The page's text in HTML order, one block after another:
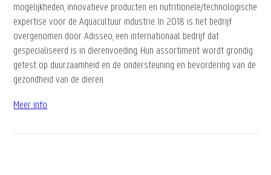
mogelijkheden, innovatieve producten en nutritionele/technologische
expertise voor de Aquacultuur industrie. In 2018 is het bedrijf
overgenomen door Adisseo, een internationaal bedrijf dat
gespecialiseerd is in dierenvoeding. Hun assortiment wordt grondig
getest op duurzaamheid en de ondersteuning en bevordering van de
gezondheid van de dieren.
Meer info